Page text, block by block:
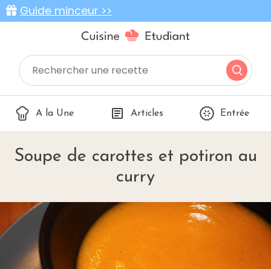
Guide minceur >>
A la Une Articles Entrée
Soupe de carottes et potiron au
curry